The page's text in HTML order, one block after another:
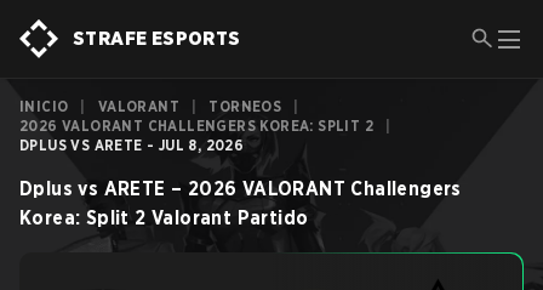
STRAFE ESPORTS
INICIO VALORANT TORNEOS
2026 VALORANT CHALLENGERS KOREA: SPLIT 2
DPLUS VS ARETE - JUL 8, 2026
Dplus vs ARETE – 2026 VALORANT Challengers
Korea: Split 2 Valorant Partido